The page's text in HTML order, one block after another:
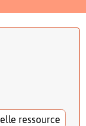
ressource